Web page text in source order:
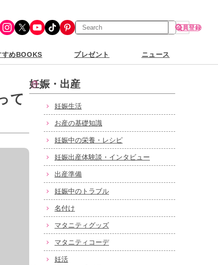
Instagram X YouTube TikTok Pinterest
検
索
会員登録
すめBOOKS プレゼント ニュース
て
妊娠・出産
妊娠生活
お産の基礎知識
妊娠中の栄養・レシピ
妊娠出産体験談・インタビュー
出産準備
妊娠中のトラブル
名付け
マタニティグッズ
マタニティコーデ
妊活